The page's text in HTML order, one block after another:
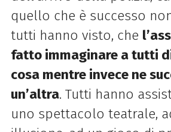
quello che è successo
tutti hanno visto, che
fatto immaginare a tutti
cosa mentre invece ne
un’altra. Tutti hanno
uno spettacolo teatrale,